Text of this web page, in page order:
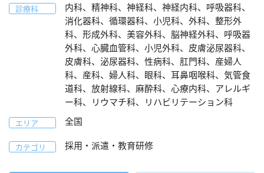
診療科
内科、精神科、神経科、神経内科、呼吸器科、
消化器科、循環器科、小児科、外科、整形外
科、形成外科、美容外科、脳神経外科、呼吸器
外科、心臓血管科、小児外科、皮膚泌尿器科、
皮膚科、泌尿器科、性病科、肛門科、産婦人
科、産科、婦人科、眼科、耳鼻咽喉科、気管食
道科、放射線科、麻酔科、心療内科、アレルギ
ー科、リウマチ科、リハビリテーション科
エリア 全国
カテゴリ 採用・派遣・教育研修